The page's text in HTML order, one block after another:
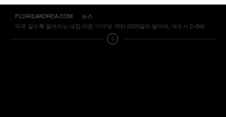
FLORIDAKOREA.COM
뉴스
미국 갈수록 멀어지는 내집 마련 ‘가구당 10만 6500달러 벌어야, 대도시 2~3배’